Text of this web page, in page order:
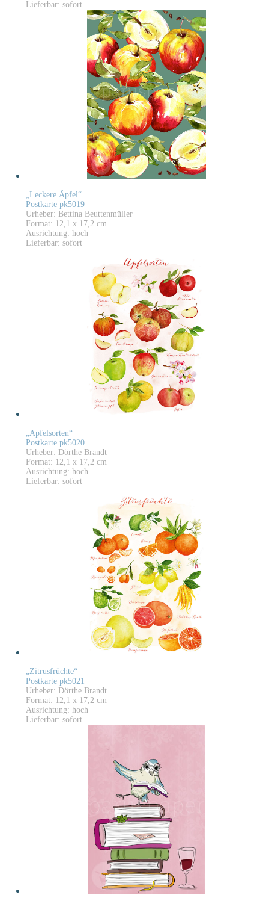
Lieferbar: sofort
„Leckere Äpfel“
Postkarte pk5019
Urheber: Bettina Beuttenmüller
Format: 12,1 x 17,2 cm
Ausrichtung: hoch
Lieferbar: sofort
„Apfelsorten“
Postkarte pk5020
Urheber: Dörthe Brandt
Format: 12,1 x 17,2 cm
Ausrichtung: hoch
Lieferbar: sofort
„Zitrusfrüchte“
Postkarte pk5021
Urheber: Dörthe Brandt
Format: 12,1 x 17,2 cm
Ausrichtung: hoch
Lieferbar: sofort